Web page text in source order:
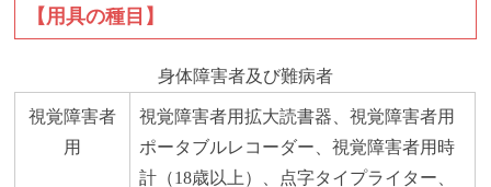
【用具の種目】
身体障害者及び難病者
視覚障害者
用
視覚障害者用拡大読書器、視覚障害者用
ポータブルレコーダー、視覚障害者用時
計（18歳以上）、点字タイプライター、